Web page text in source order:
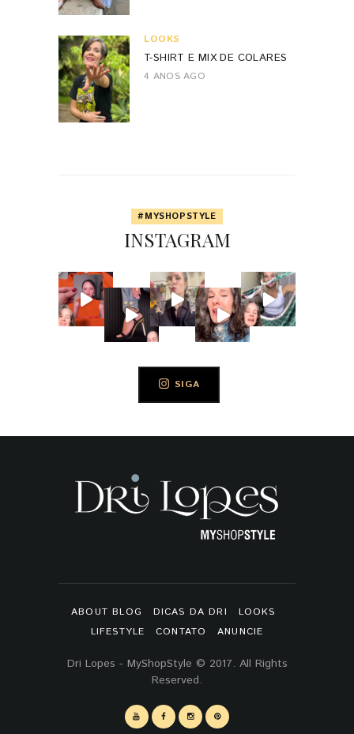
LOOKS
T-SHIRT E MIX DE COLARES
4 ANOS AGO
#MYSHOPSTYLE
INSTAGRAM
SIGA
ABOUT BLOG DICAS DA DRI
LOOKS
LIFESTYLE
CONTATO ANUNCIE
Dri Lopes - MyShopStyle © 2017. All Rights
Reserved.